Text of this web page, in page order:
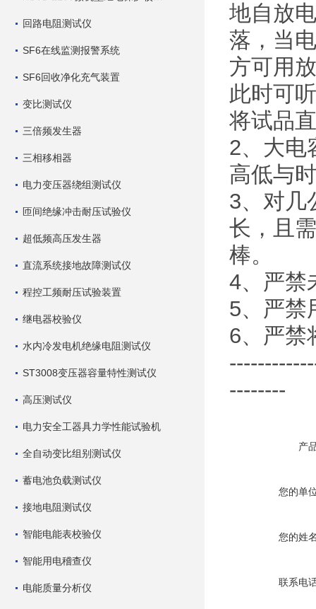
回路电阻测试仪
SF6在线监测报警系统
SF6回收净化充气装置
变比测试仪
三倍频发生器
三相移相器
电力变压器绕组测试仪
匝间绝缘冲击耐压试验仪
超低频高压发生器
直流系统接地故障测试仪
程控工频耐压试验装置
继电器校验仪
水内冷发电机绝缘电阻测试仪
ST3008变压器容量特性测试仪
高压测试仪
电力安全工器具力学性能试验机
全自动变比组别测试仪
蓄电池负载测试仪
接地电阻测试仪
智能电能表校验仪
智能用电稽查仪
电能质量分析仪
地自放
落，当
方可用
此时可
将试品
2、大电
高低与
3、对几
长，且
棒。
4、严禁
5、严禁
6、严禁
--------
产
您的单
您的姓
联系电